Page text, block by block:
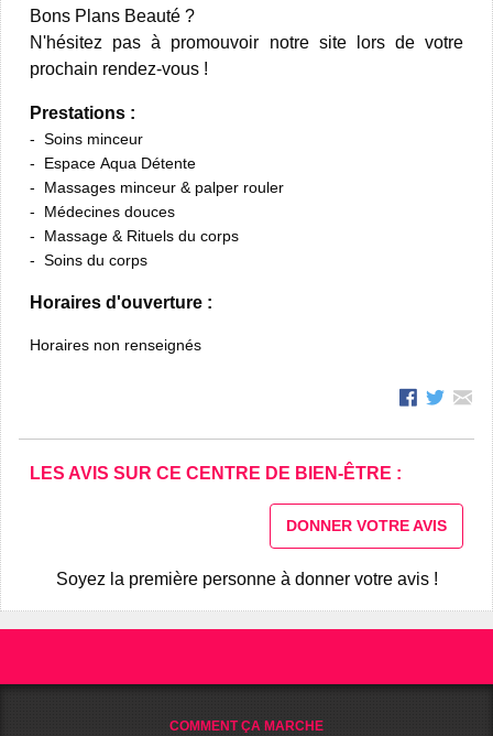
Bons Plans Beauté ?
N'hésitez pas à promouvoir notre site lors de votre
prochain rendez-vous !
Prestations :
Soins minceur
Espace Aqua Détente
Massages minceur & palper rouler
Médecines douces
Massage & Rituels du corps
Soins du corps
Horaires d'ouverture :
Horaires non renseignés
LES AVIS SUR CE CENTRE DE BIEN-ÊTRE :
DONNER VOTRE AVIS
Soyez la première personne à donner votre avis !
COMMENT ÇA MARCHE